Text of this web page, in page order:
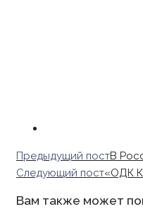
Read
more
Предыдущий постВ
Следующий пост«ОДК
Вам также может